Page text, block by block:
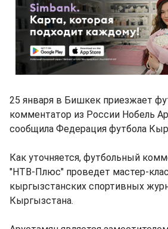
25 января в Бишкек приезжает
комментатор из России Нобель
сообщила Федерация футбола
Как уточняется, футбольный
"НТВ-Плюс" проведет мастер-
кыргызстанских спортивных
Кыргызстана.